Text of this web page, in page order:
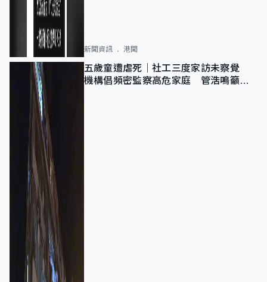
新聞資訊 港聞
五歲童遭虐死｜社工三度家訪未察覺
機構倡頻密監察高危家庭 管浩鳴籲加